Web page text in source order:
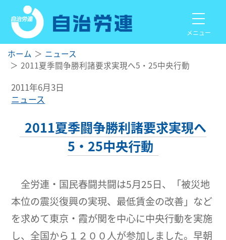
メニュー
ホーム
ニュース
2011夏季闘争勝利諸要求実現へ5・25中央行動
2011年6月3日
ニュース
2011夏季闘争勝利諸要求実現へ
5・25中央行動
全労連・国民春闘共闘は5月25日、「被災地
本位の震災復興の実現、最低賃金の改善」など
を求めて東京・霞が関を中心に中央行動を実施
し、全国から１２００人が参加しました。早朝